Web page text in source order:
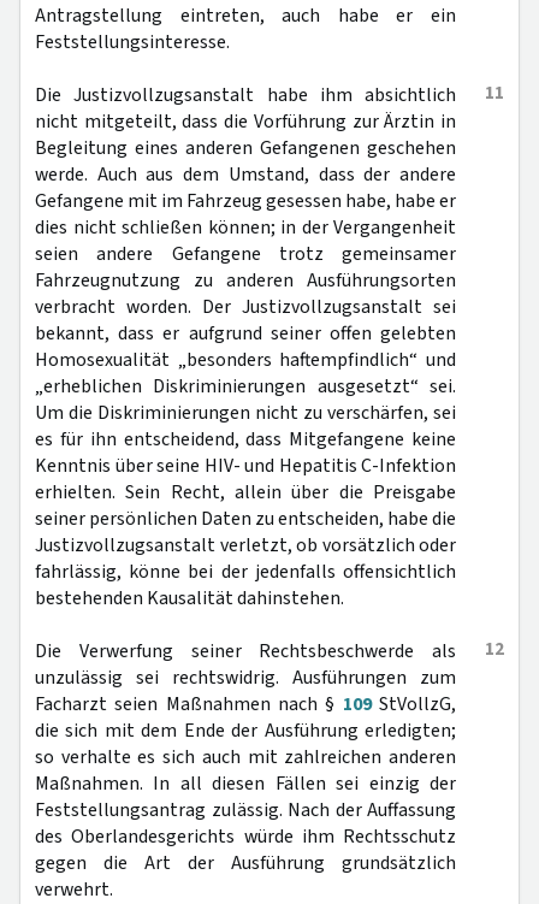
Antragstellung eintreten, auch habe er ein
Feststellungsinteresse.
11
Die Justizvollzugsanstalt habe ihm absichtlich
nicht mitgeteilt, dass die Vorführung zur Ärztin in
Begleitung eines anderen Gefangenen geschehen
werde. Auch aus dem Umstand, dass der andere
Gefangene mit im Fahrzeug gesessen habe, habe er
dies nicht schließen können; in der Vergangenheit
seien andere Gefangene trotz gemeinsamer
Fahrzeugnutzung zu anderen Ausführungsorten
verbracht worden. Der Justizvollzugsanstalt sei
bekannt, dass er aufgrund seiner offen gelebten
Homosexualität „besonders haftempfindlich“ und
„erheblichen Diskriminierungen ausgesetzt“ sei.
Um die Diskriminierungen nicht zu verschärfen, sei
es für ihn entscheidend, dass Mitgefangene keine
Kenntnis über seine HIV- und Hepatitis C-Infektion
erhielten. Sein Recht, allein über die Preisgabe
seiner persönlichen Daten zu entscheiden, habe die
Justizvollzugsanstalt verletzt, ob vorsätzlich oder
fahrlässig, könne bei der jedenfalls offensichtlich
bestehenden Kausalität dahinstehen.
12
Die Verwerfung seiner Rechtsbeschwerde als
unzulässig sei rechtswidrig. Ausführungen zum
Facharzt seien Maßnahmen nach § 109StVollzG,
die sich mit dem Ende der Ausführung erledigten;
so verhalte es sich auch mit zahlreichen anderen
Maßnahmen. In all diesen Fällen sei einzig der
Feststellungsantrag zulässig. Nach der Auffassung
des Oberlandesgerichts würde ihm Rechtsschutz
gegen die Art der Ausführung grundsätzlich
verwehrt.